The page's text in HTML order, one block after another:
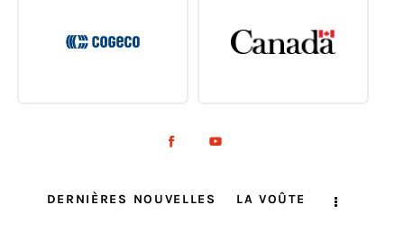
DERNIÈRES NOUVELLES LA VOÛTE